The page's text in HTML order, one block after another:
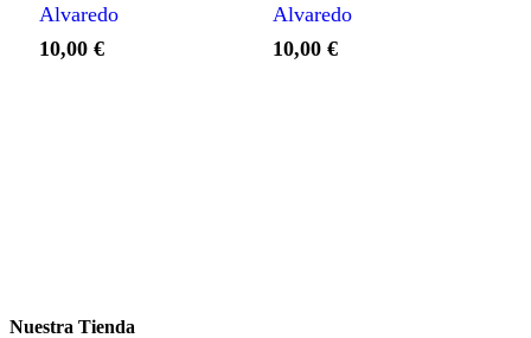
Alvaredo
10,00 €
Alvaredo
10,00€
Nuestra Tienda